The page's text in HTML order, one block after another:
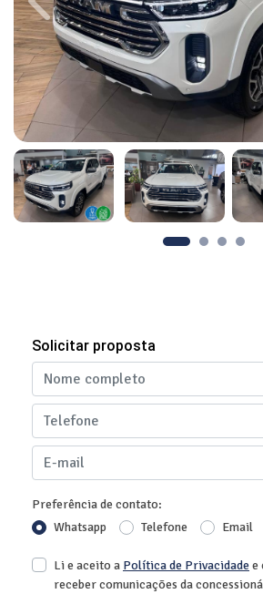
Previous
Solicitar proposta
Preferência de contato:
Whatsapp
Telefone Email
Li e aceito a Política de Privacidadee
receber comunicações da